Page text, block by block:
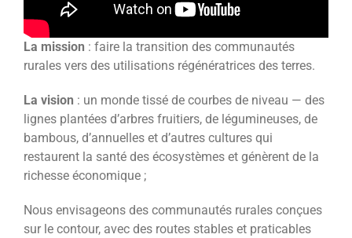
La mission : faire la transition des communautés
rurales vers des utilisations régénératrices des terres.
La vision : un monde tissé de courbes de niveau — des
lignes plantées d’arbres fruitiers, de légumineuses, de
bambous, d’annuelles et d’autres cultures qui
restaurent la santé des écosystèmes et génèrent de la
richesse économique ;
Nous envisageons des communautés rurales conçues
sur le contour, avec des routes stables et praticables